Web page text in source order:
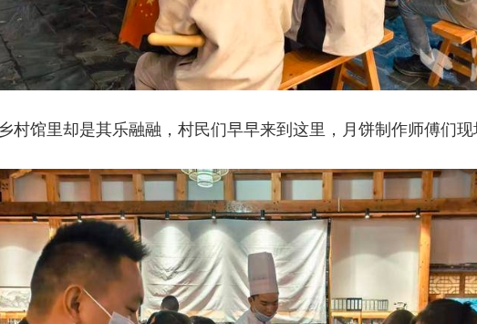
村馆里却是其乐融融，村民们早早来到这里，月饼制作师傅们